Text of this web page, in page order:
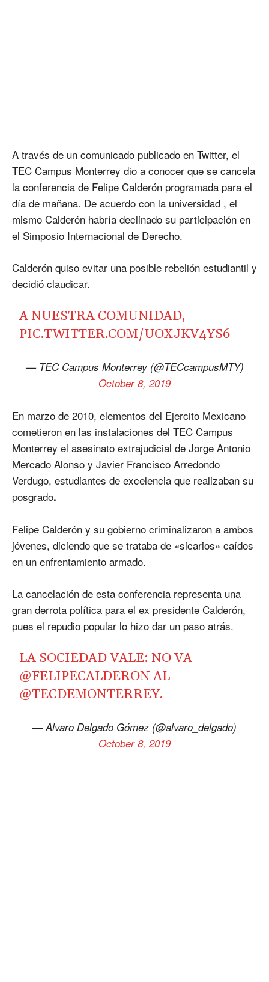
A través de un comunicado publicado en Twitter, el
TEC Campus Monterrey dio a conocer que se cancela
la conferencia de Felipe Calderón programada para el
día de mañana. De acuerdo con la universidad , el
mismo Calderón habría declinado su participación en
el Simposio Internacional de Derecho.
Calderón quiso evitar una posible rebelión estudiantil y
decidió claudicar.
A NUESTRA COMUNIDAD,
PIC.TWITTER.COM/UOXJKV4YS6
— TEC Campus Monterrey (@TECcampusMTY)
October 8, 2019
En marzo de 2010, elementos del Ejercito Mexicano
cometieron en las instalaciones del TEC Campus
Monterrey el asesinato extrajudicial de Jorge Antonio
Mercado Alonso y Javier Francisco Arredondo
Verdugo, estudiantes de excelencia que realizaban su
posgrado.
Felipe Calderón y su gobierno criminalizaron a ambos
jóvenes, diciendo que se trataba de «sicarios» caídos
en un enfrentamiento armado.
La cancelación de esta conferencia representa una
gran derrota política para el ex presidente Calderón,
pues el repudio popular lo hizo dar un paso atrás.
LA SOCIEDAD VALE: NO VA
@FELIPECALDERONAL
@TECDEMONTERREY.
— Alvaro Delgado Gómez (@alvaro_delgado)
October 8, 2019